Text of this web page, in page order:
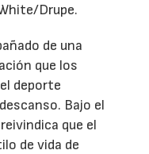
Drupe.
de una
que los
deporte
Bajo el
que el
de vida de